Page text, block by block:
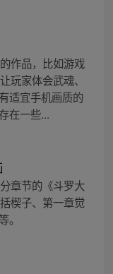
作品，比如游戏
玩家体会武魂、
适宜手机画质的
在一些...
章节的《斗罗大
楔子、第一章觉